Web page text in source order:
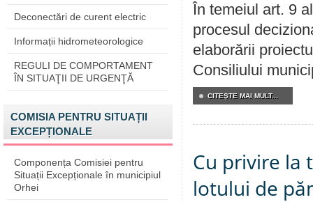
Deconectări de curent electric
Informații hidrometeorologice
REGULI DE COMPORTAMENT
ÎN SITUAŢII DE URGENŢĂ
COMISIA PENTRU SITUAȚII
EXCEPȚIONALE
Componența Comisiei pentru
Situații Excepționale în municipiul
Orhei
În temeiul art. 9
procesul
elaborării
Consiliului
CITEŞTE MAI MULT...
Cu privire la
lotului de